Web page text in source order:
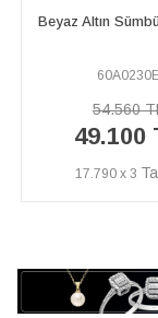
50.820
45.740
16.573 x 3